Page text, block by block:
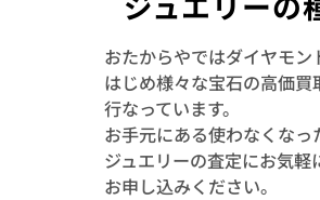
Pt･Pm900 トルマリン・ダイヤモンド
1.13・D0.08ct
参考買取価格
2026年7月11日時点
おたからやではダイヤモン
はじめ様々な宝石の高価買
行なっています。
お手元にある使わなくなっ
ジュエリーの査定にお気軽
お申し込みください。